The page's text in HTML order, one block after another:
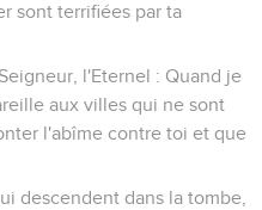
sont terrifiées par ta
l'Eternel : Quand je
aux villes qui ne sont
l'abîme contre toi et que
descendent dans la tombe,